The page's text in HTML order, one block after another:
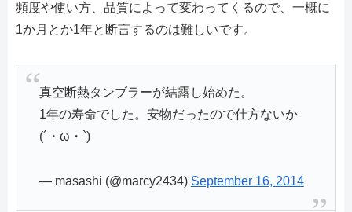
頻度や使い方、品質によって変わってくるので、一概に
1か月とか1年と断言するのは難しいです。
真空断熱タンブラーが結露し始めた。
1年の寿命でした。安物だったので仕方ないか
(´・ω・`)
— masashi (@marcy2434) September 16, 2014